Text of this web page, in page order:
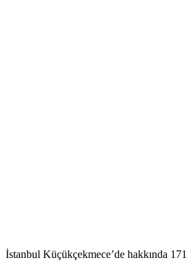
İstanbul Küçükçekmece’de hakkında